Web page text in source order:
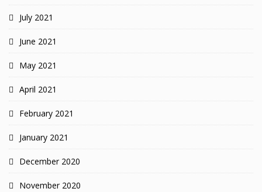
July 2021
June 2021
May 2021
April 2021
February 2021
January 2021
December 2020
November 2020